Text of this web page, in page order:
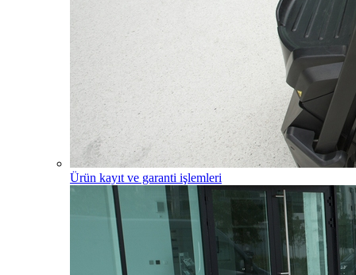
Ürün kayıt ve garanti işlemleri